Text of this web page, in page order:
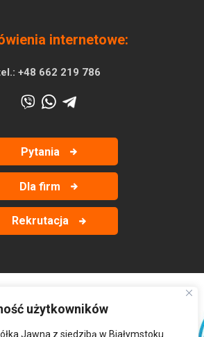
użytkowników
Jawna z siedzibą w Białymstoku
internetowe:
+48 662 219 786
Pytania
Dla firm
Rekrutacja